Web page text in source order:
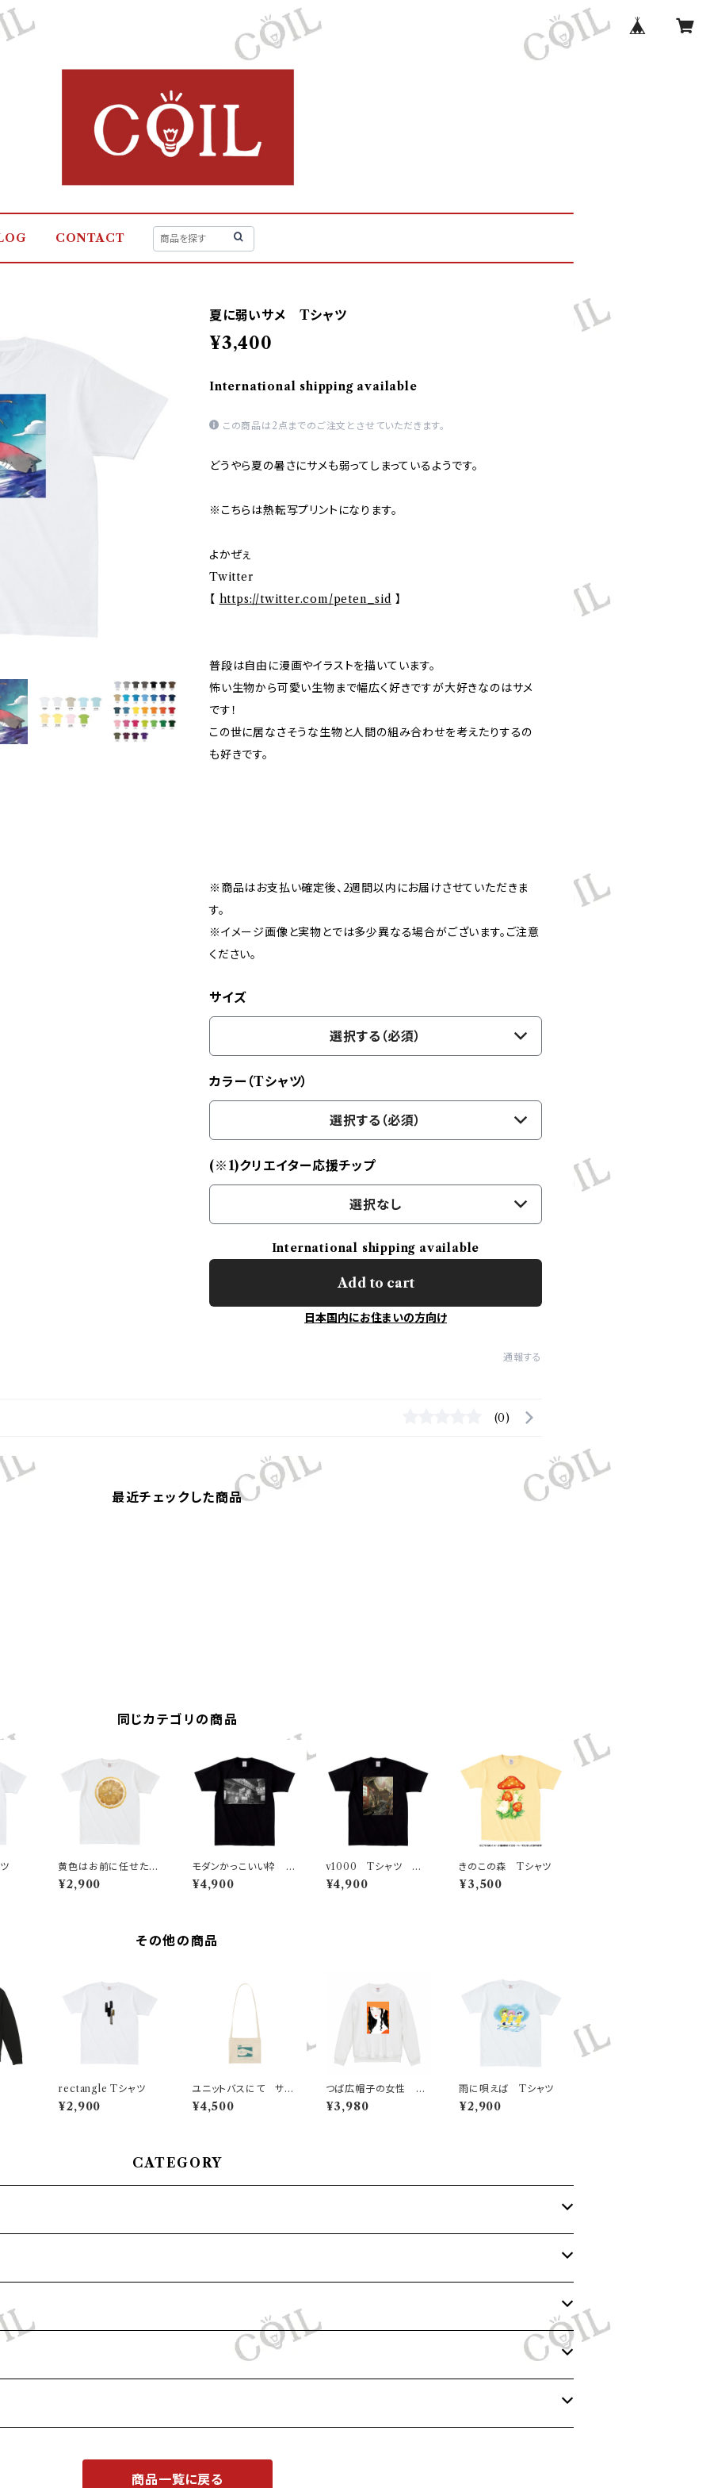
CONTACT
夏に弱いサメ Tシャツ
¥3,400
International shipping available
この商品は2点までのご注文とさせていただきます。
どうやら夏の暑さにサメも弱ってしまっているようです。
※こちらは熱転写プリントになります。
よかぜぇ
Twitter
【 https://twitter.com/peten_sid 】
普段は自由に漫画やイラストを描いています。
怖い生物から可愛い生物まで幅広く好きですが大好きなのはサメ
です！
この世に居なさそうな生物と人間の組み合わせを考えたりするの
も好きです。
※商品はお支払い確定後、2週間以内にお届けさせていただきま
す。
※イメージ画像と実物とでは多少異なる場合がございます。ご注意
ください。
サイズ
選択する（必須）
カラー（Tシャツ）
選択する（必須）
(※1)クリエイター応援チップ
選択なし
International shipping available
Add to cart
日本国内にお住まいの方向け
通報する
(0)
最近チェックした商品
同じカテゴリの商品
黄色はお前に任せた
Tシャツ
¥2,900
モダンかっこいい枠 濃
色ver.
¥4,900
v1000 Tシャツ 濃
色ver.
¥4,900
きのこの森 Tシャツ
¥3,500
その他の商品
rectangle Tシャツ
¥2,900
ユニットバスにて サコ
ッシュ
¥4,500
つば広帽子の女性 フ
ロントプリントスウェット
¥3,980
雨に唄えば Tシャツ
¥2,900
CATEGORY
商品一覧に戻る